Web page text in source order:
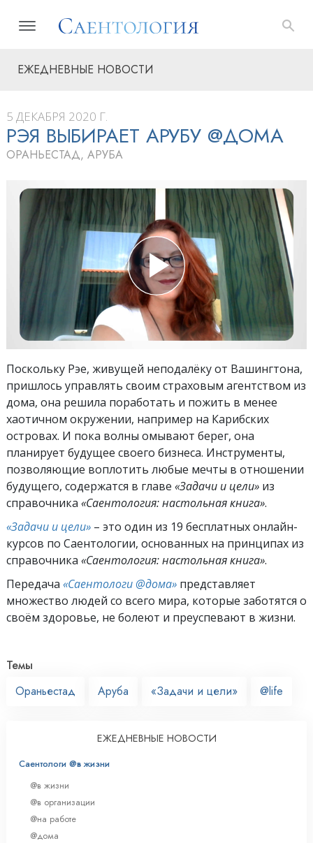
ЕЖЕДНЕВНЫЕ НОВОСТИ
5 ДЕКАБРЯ 2020 Г.
РЭЯ ВЫБИРАЕТ АРУБУ @ДОМА
ОРАНЬЕСТАД, АРУБА
Поскольку Рэе, живущей неподалёку от Вашингтона,
пришлось управлять своим страховым агентством из
дома, она решила поработать и пожить в менее
хаотичном окружении, например на Карибских
островах. И пока волны омывают берег, она
планирует будущее своего бизнеса. Инструменты,
позволяющие воплотить любые мечты в отношении
будущего, содержатся в главе «Задачи и цели» из
справочника «Саентология: настольная книга».
«Задачи и цели» – это один из 19 бесплатных онлайн-
курсов по Саентологии, основанных на принципах из
справочника «Саентология: настольная книга».
Передача «Саентологи @дома» представляет
множество людей со всего мира, которые заботятся о
своём здоровье, не болеют и преуспевают в жизни.
Темы
Ораньестад
Аруба «Задачи и цели» @life
ЕЖЕДНЕВНЫЕ НОВОСТИ
Саентологи @в жизни
@в жизни
@в организации
@на работе
@дома